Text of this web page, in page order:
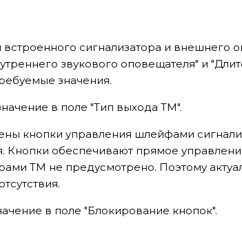
встроенного сигнализатора и
звукового оповещателя" и
значения.
в поле "Тип выхода ТМ".
кнопки управления шлейфами
Кнопки обеспечивают прямое
ТМ не предусмотрено. Поэтому
в поле "Блокирование кнопок".